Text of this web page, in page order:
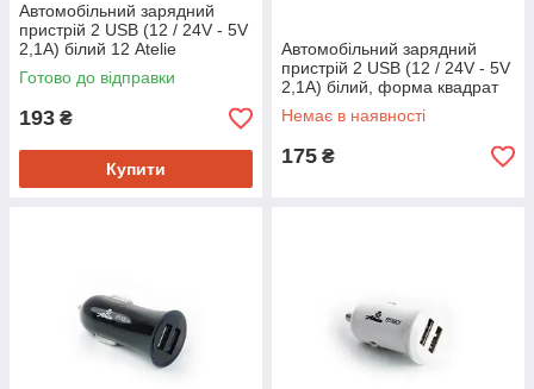
Автомобільний зарядний
пристрій 2 USB (12 / 24V - 5V
2,1A) білий 12 Atelie
Готово до відправки
193 ₴
Купити
Автомобільний зарядний
пристрій 2 USB (12 / 24V - 5V
2,1A) білий, форма квадрат
12 Atelie
Немає в наявності
175 ₴